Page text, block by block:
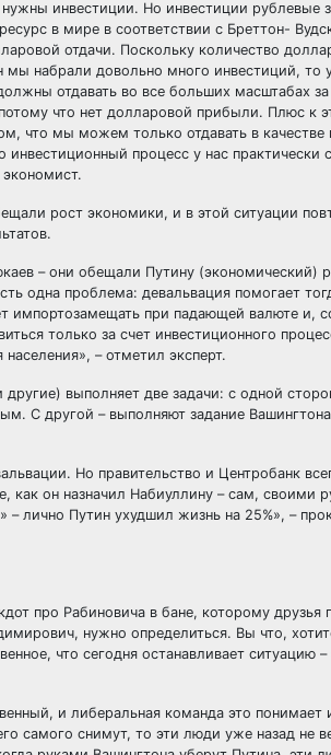
инвестиции. Но инвестиции
в мире в соответствии с Бреттон-
отдачи. Поскольку количество
набрали довольно много инвестиций, то
отдавать во все больших масштабах
что нет долларовой прибыли. Плюс к
что мы можем только отдавать в качестве
процесс у нас практически
рост экономики, и в этой ситуации
– они обещали Путину (экономический)
одна проблема: девальвация помогает
импортозамещать при падающей валюте и,
только за счет инвестиционного
– отметил эксперт.
выполняет две задачи: с одной
С другой – выполняют задание
Но правительство и Центробанк
как он назначил Набиуллину – сам, своими
– лично Путин ухудшил жизнь на 25%», –
про Рабиновича в бане, которому друзья
нужно определиться. Вы что,
что сегодня останавливает ситуацию
и либеральная команда это
самого снимут, то эти люди уже назад не